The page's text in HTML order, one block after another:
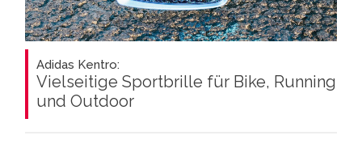
Adidas Kentro:
Vielseitige Sportbrille für Bike, Running
und Outdoor